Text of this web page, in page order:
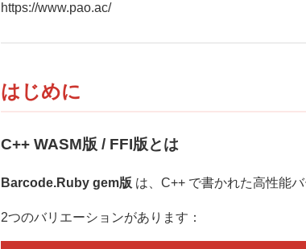
https://www.pao.ac/
はじめに
C++ WASM版 / FFI版とは
Barcode.Ruby gem版 は、C++ で書かれた高性能
2つのバリエーションがあります：